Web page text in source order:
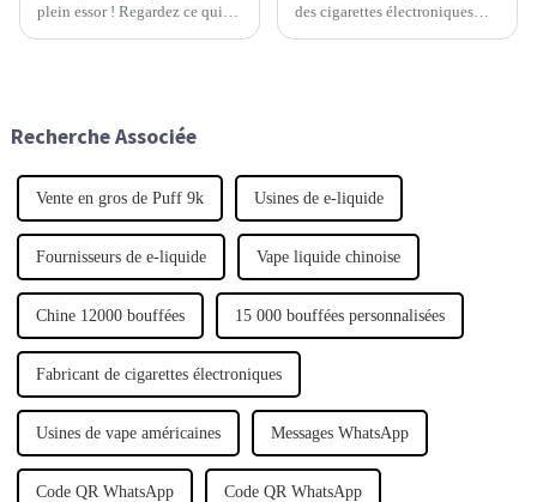
plein essor ! Regardez ce qui
des cigarettes électroniques
Recherche Associée
Vente en gros de Puff 9k Usines de e-liquide
Fournisseurs de e-liquide Vape liquide chinoise
Chine 12000 bouffées 15 000 bouffées personnalisées
Fabricant de cigarettes électroniques
Usines de vape américaines Messages WhatsApp
Code QR WhatsApp Code QR WhatsApp